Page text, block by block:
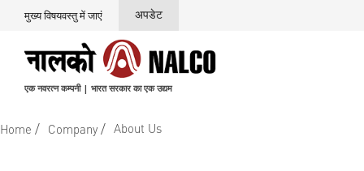
मुख्य विषयवस्तु में जाएं अपडेट
एक नवरत्न कम्पनी | भारत सरकार का एक उद्यम
Home / Company / About Us